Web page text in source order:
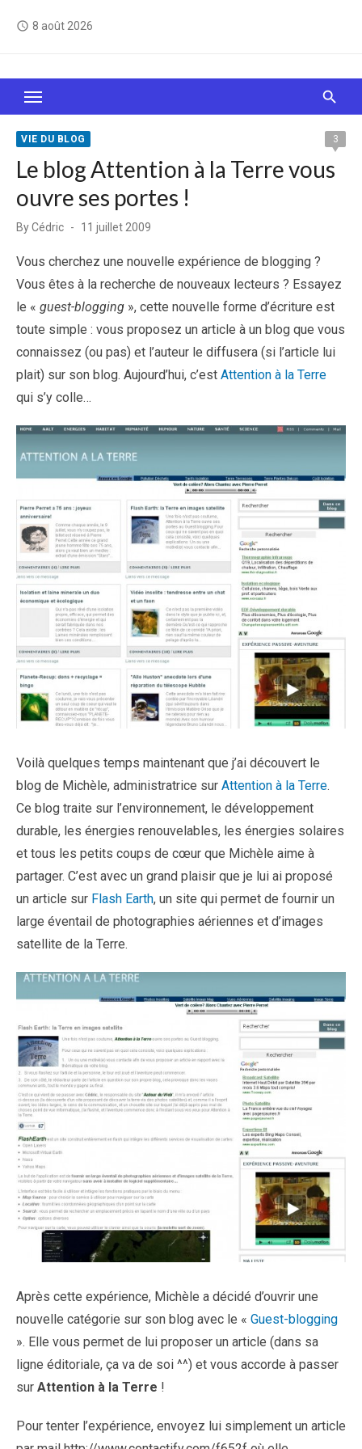
access_time 8 août 2026
Le Web, c'est comme une boîte de chocolats… On
sait jamais sur quoi on va tomber !
VIE DU BLOG 3
Le blog Attention à la Terre vous
ouvre ses portes !
ByCédric
Posted
11 juillet 2009
Vous cherchez une nouvelle expérience de blogging ?
Vous êtes à la recherche de nouveaux lecteurs ? Essayez
le « guest-blogging », cette nouvelle forme d’écriture est
toute simple : vous proposez un article à un blog que vous
connaissez (ou pas) et l’auteur le diffusera (si l’article lui
plait) sur son blog. Aujourd’hui, c’est Attention à la Terre
qui s’y colle…
Voilà quelques temps maintenant que j’ai découvert le
blog de Michèle, administratrice sur Attention à la Terre.
Ce blog traite sur l’environnement, le développement
durable, les énergies renouvelables, les énergies solaires
et tous les petits coups de cœur que Michèle aime à
partager. C’est avec un grand plaisir que je lui ai proposé
un article sur Flash Earth, un site qui permet de fournir un
large éventail de photographies aériennes et d’images
satellite de la Terre.
Après cette expérience, Michèle a décidé d’ouvrir une
nouvelle catégorie sur son blog avec le « Guest-blogging
». Elle vous permet de lui proposer un article (dans sa
ligne éditoriale, ça va de soi ^^) et vous accorde à passer
sur Attention à la Terre !
Pour tenter l’expérience, envoyez lui simplement un article